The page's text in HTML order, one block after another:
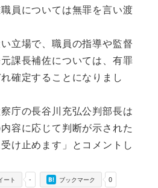
員については無罪を言い渡
立場で、 職員の指導や監督
課長補佐については、 有罪
確定することになりまし
庁の長谷川充弘公判部長は
容に応じて判断が示された
け止めます」とコメントし
-
ート 0
ブックマーク